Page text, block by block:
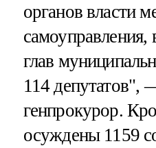
органов власти
самоуправления,
глав
114 депутатов",
генпрокурор.
осуждены 1159